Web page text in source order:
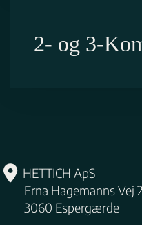
2- og 3-
HETTICH ApS
Erna Hagemanns Vej
3060 Espergærde